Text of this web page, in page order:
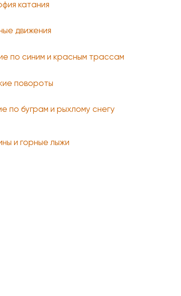
катания
движения
по синим и красным трассам
повороты
по буграм и рыхлому снегу
и горные лыжи